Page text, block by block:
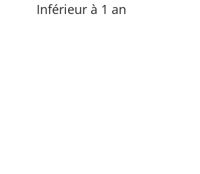
Inférieur à 1 an